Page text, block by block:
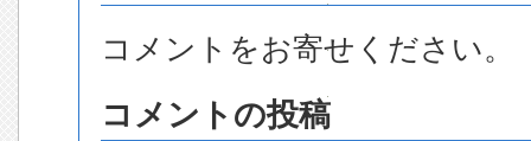
コメントをお寄せください。
コメントの投稿